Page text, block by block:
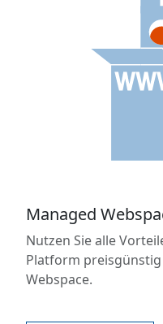
Managed
Nutzen Sie alle
Platform
Webspace.